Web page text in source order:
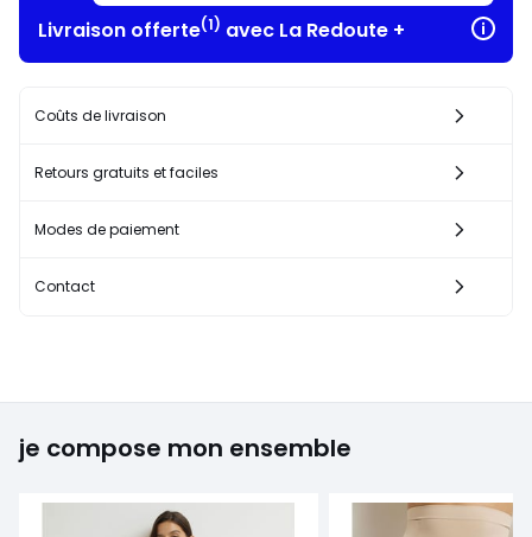
Livraison offerte(1) avec La Redoute +
Coûts de livraison
Retours gratuits et faciles
Modes de paiement
Contact
je compose mon ensemble